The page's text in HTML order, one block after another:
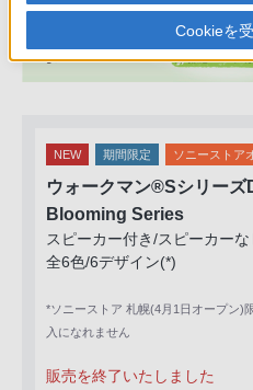
NEW 期間限定 ソニーストア
ウォークマン®Sシリー
Blooming Series
スピーカー付き/スピーカーな
全6色/6デザイン(*)
*ソニーストア 札幌(4月1日オープン)
入になれません
販売を終了いたしました
Cookieを